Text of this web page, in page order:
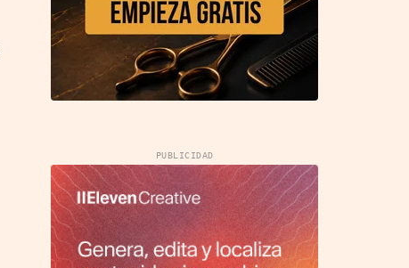
PUBLICIDAD